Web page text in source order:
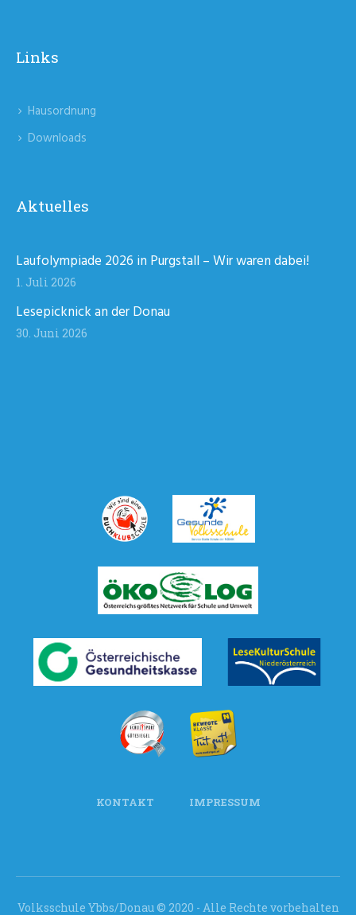
Links
Hausordnung
Downloads
Aktuelles
Laufolympiade 2026 in Purgstall – Wir waren dabei!
1. Juli 2026
Lesepicknick an der Donau
30. Juni 2026
KONTAKT IMPRESSUM
Volksschule Ybbs/Donau © 2020 - Alle Rechte vorbehalten